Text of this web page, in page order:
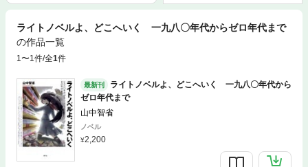
ライトノベルよ、どこへいく 一九八〇年代からゼロ年代まで
の作品一覧
1〜1件/全1件
最新刊
ライトノベルよ、どこへいく 一九八〇年代から
ゼロ年代まで
山中智省
ノベル
2,200